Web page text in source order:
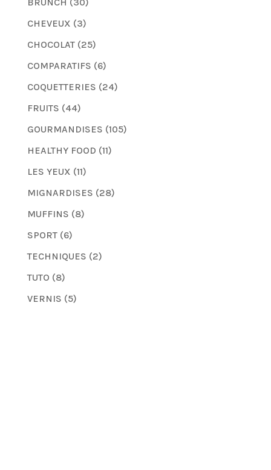
CHEVEUX (3)
CHOCOLAT(25)
COMPARATIFS (6)
COQUETTERIES (24)
FRUITS (44)
GOURMANDISES (105)
HEALTHY FOOD (11)
LES YEUX (11)
MIGNARDISES (28)
MUFFINS (8)
SPORT(6)
TECHNIQUES (2)
TUTO (8)
VERNIS (5)